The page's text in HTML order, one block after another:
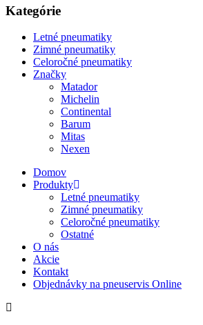
Kategórie
Letné pneumatiky
Zimné pneumatiky
Celoročné pneumatiky
Značky
Matador
Michelin
Continental
Barum
Mitas
Nexen
Domov
Produkty
Letné pneumatiky
Zimné pneumatiky
Celoročné pneumatiky
Ostatné
O nás
Akcie
Kontakt
Objednávky na pneuservis Online